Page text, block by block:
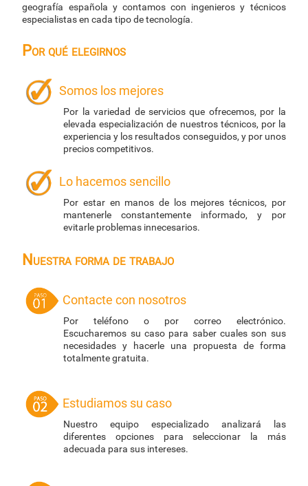
geografía española y contamos con ingenieros y técnicos
especialistas en cada tipo de tecnología.
Por qué elegirnos
Somos los mejores
Por la variedad de servicios que ofrecemos, por la
elevada especialización de nuestros técnicos, por la
experiencia y los resultados conseguidos, y por unos
precios competitivos.
Lo hacemos sencillo
Por estar en manos de los mejores técnicos, por
mantenerle constantemente informado, y por
evitarle problemas innecesarios.
Nuestra forma de trabajo
Contacte con nosotros
Por teléfono o por correo electrónico.
Escucharemos su caso para saber cuales son sus
necesidades y hacerle una propuesta de forma
totalmente gratuita.
Estudiamos su caso
Nuestro equipo especializado analizará las
diferentes opciones para seleccionar la más
adecuada para sus intereses.